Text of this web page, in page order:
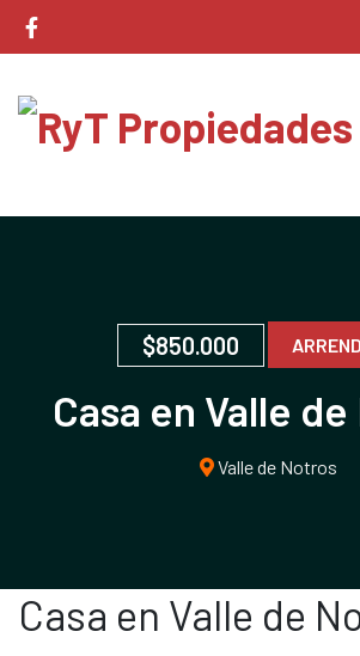
$850.000
Casa en Valle
Valle de Notros
Casa en Valle de